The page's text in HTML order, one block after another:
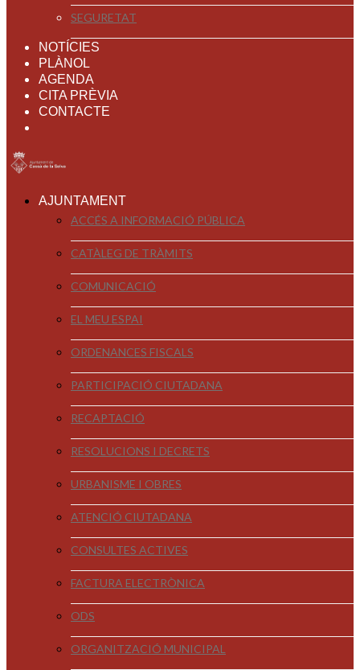
SEGURETAT
NOTÍCIES
PLÀNOL
AGENDA
CITA PRÈVIA
CONTACTE
AJUNTAMENT
ACCÉS A INFORMACIÓ PÚBLICA
CATÀLEG DE TRÀMITS
COMUNICACIÓ
EL MEU ESPAI
ORDENANCES FISCALS
PARTICIPACIÓ CIUTADANA
RECAPTACIÓ
RESOLUCIONS I DECRETS
URBANISME I OBRES
ATENCIÓ CIUTADANA
CONSULTES ACTIVES
FACTURA ELECTRÒNICA
ODS
ORGANITZACIÓ MUNICIPAL